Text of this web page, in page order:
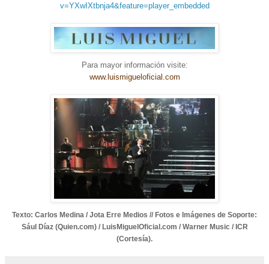
v=YXwIXtbnja4&feature=player_embedded
Para mayor información visite:
www.luismigueloficial.com
Texto: Carlos Medina / Jota Erre Medios // Fotos e Imágenes de Soporte:
Sául Díaz (Quien.com) / LuisMiguelOficial.com / Warner Music / ICR
(Cortesía).